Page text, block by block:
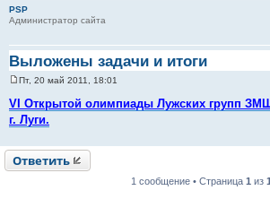
PSP
Администратор сайта
Выложены задачи и итоги
о
о
б
н
и
е
Пт, 20 май 2011, 18:01
VI Открытой олимпиады Лужских групп
г. Луги.
Ответить
1 сообщение • Страница 1 из 1